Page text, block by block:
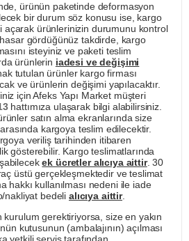
ürünün paketinde deformasyon
bir durum söz konusu ise, kargo
açarak ürünlerinizin durumunu kontrol
gördüğünüz takdirde, kargo
isteyiniz ve paketi teslim
ürünlerin iadesi ve değişimi
tutulan ürünler kargo firması
ve ürünlerin değişimi yapılacaktır.
için Afeks Yapı Market müşteri
hattımıza ulaşarak bilgi alabilirsiniz.
satın alma ekranlarında size
kargoya teslim edilecektir.
veriliş tarihinden itibaren
gösterebilir. Kargo teslimatlarında
ek ücretler alıcıya aittir. 30
üstü gerçekleşmektedir ve teslimat
hakkı kullanılması nedeni ile iade
nakliyat bedeli alıcıya aittir.
kurulum gerektiriyorsa, size en yakın
kutusunun (ambalajının) açılması